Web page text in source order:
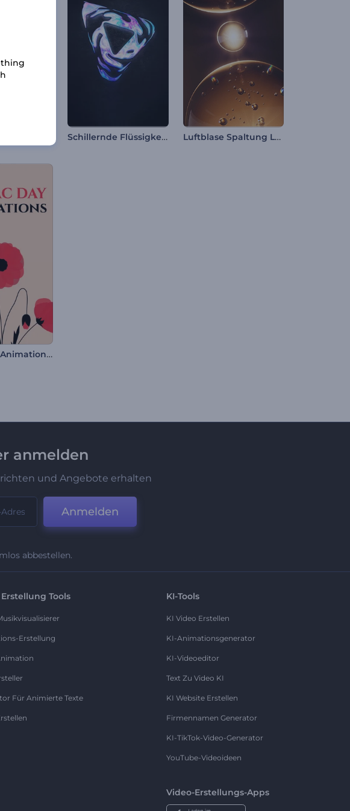
Schillernde Flüssigkeit Logo-Reveal Luftblase Spaltung Logo Reveal
Anzac Tag Animationen
anmelden
und Angebote erhalten
Anmelden
abbestellen.
Tools
Erstellung
Für Animierte Texte
KI-Tools
KI Video Erstellen
KI-Animationsgenerator
KI-Videoeditor
Text Zu Video KI
KI Website Erstellen
Firmennamen Generator
KI-TikTok-Video-Generator
YouTube-Videoideen
Video-Erstellungs-Apps